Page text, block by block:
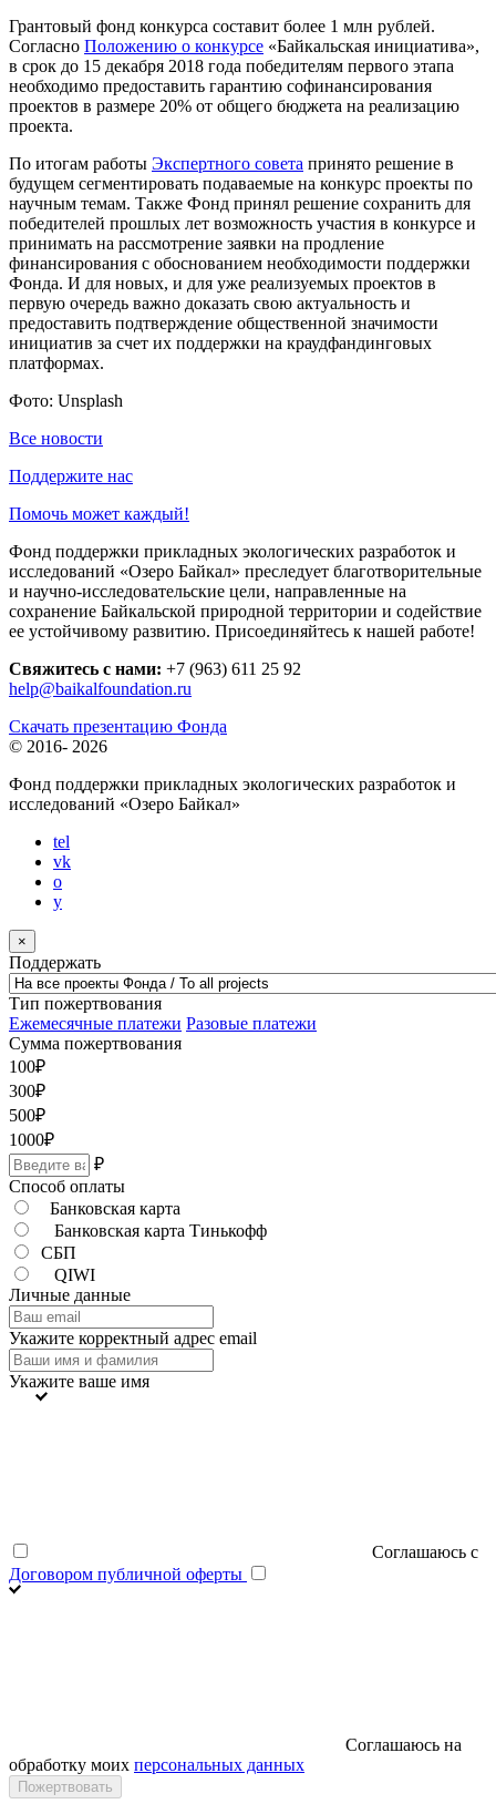
Грантовый фонд конкурса составит более 1 млн рублей.
Согласно Положению о конкурсе «Байкальская инициатива»,
в срок до 15 декабря 2018 года победителям первого этапа
необходимо предоставить гарантию софинансирования
проектов в размере 20% от общего бюджета на реализацию
проекта.
По итогам работы Экспертного совета принято решение в
будущем сегментировать подаваемые на конкурс проекты по
научным темам. Также Фонд принял решение сохранить для
победителей прошлых лет возможность участия в конкурсе и
принимать на рассмотрение заявки на продление
финансирования с обоснованием необходимости поддержки
Фонда. И для новых, и для уже реализуемых проектов в
первую очередь важно доказать свою актуальность и
предоставить подтверждение общественной значимости
инициатив за счет их поддержки на краудфандинговых
платформах.
Фото: Unsplash
Все новости
Поддержите нас
Помочь может каждый!
Фонд поддержки прикладных экологических разработок и
исследований «Озеро Байкал» преследует благотворительные
и научно-исследовательские цели, направленные на
сохранение Байкальской природной территории и содействие
ее устойчивому развитию. Присоединяйтесь к нашей работе!
Свяжитесь с нами: +7 (963) 611 25 92
help@baikalfoundation.ru
Скачать презентацию Фонда
© 2016- 2026
Фонд поддержки прикладных экологических разработок и
исследований «Озеро Байкал»
tel
vk
o
y
×
Поддержать
Тип пожертвования
Ежемесячные платежи Разовые платежи
Сумма пожертвования
100₽
300₽
500₽
1000₽
₽
Способ оплаты
Банковская карта
Банковская карта Тинькофф
СБП
QIWI
Личные данные
Укажите корректный адрес email
Укажите ваше имя
Соглашаюсь с
Договором публичной оферты
Соглашаюсь на
обработку моих персональных данных